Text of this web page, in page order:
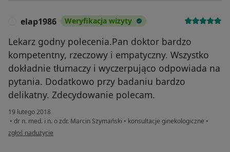
elap1986 Weryfikacja wizyty
Lekarz godny polecenia.Pan doktor bardzo
kompetentny, rzeczowy i empatyczny. Wszystko
dokładnie tłumaczy i wyczerpująco odpowiada na
pytania. Dodatkowo przy badaniu bardzo
delikatny. Zdecydowanie polecam.
19 lutego 2018
• dr n. med. i n. o zdr. Marcin Szymański • konsultacje ginekologiczne •
w opinii użytkownika elap1986
zgłoś nadużycie